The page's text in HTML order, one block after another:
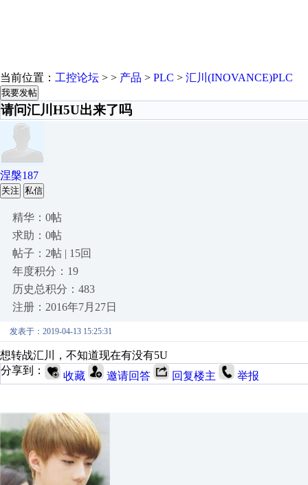
当前位置： 工控论坛 > > 产品 > PLC > 汇川(INOVANCE)PLC
我要发帖
请问汇川H5U出来了吗
涅槃187
关注 私信
精华：0帖
求助：0帖
帖子：2帖 | 15回
年度积分：19
历史总积分：483
注册：2016年7月27日
发表于：2019-04-13 15:25:31
想转战汇川，不知道现在有没有5U
分享到：
收藏 邀请回答 回复楼主 举报